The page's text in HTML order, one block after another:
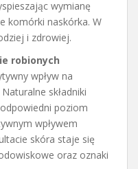
wymianę
komórki naskórka. W
i zdrowiej.
robionych
wpływ na
składniki
poziom
wpływem
skóra staje się
oraz oznaki